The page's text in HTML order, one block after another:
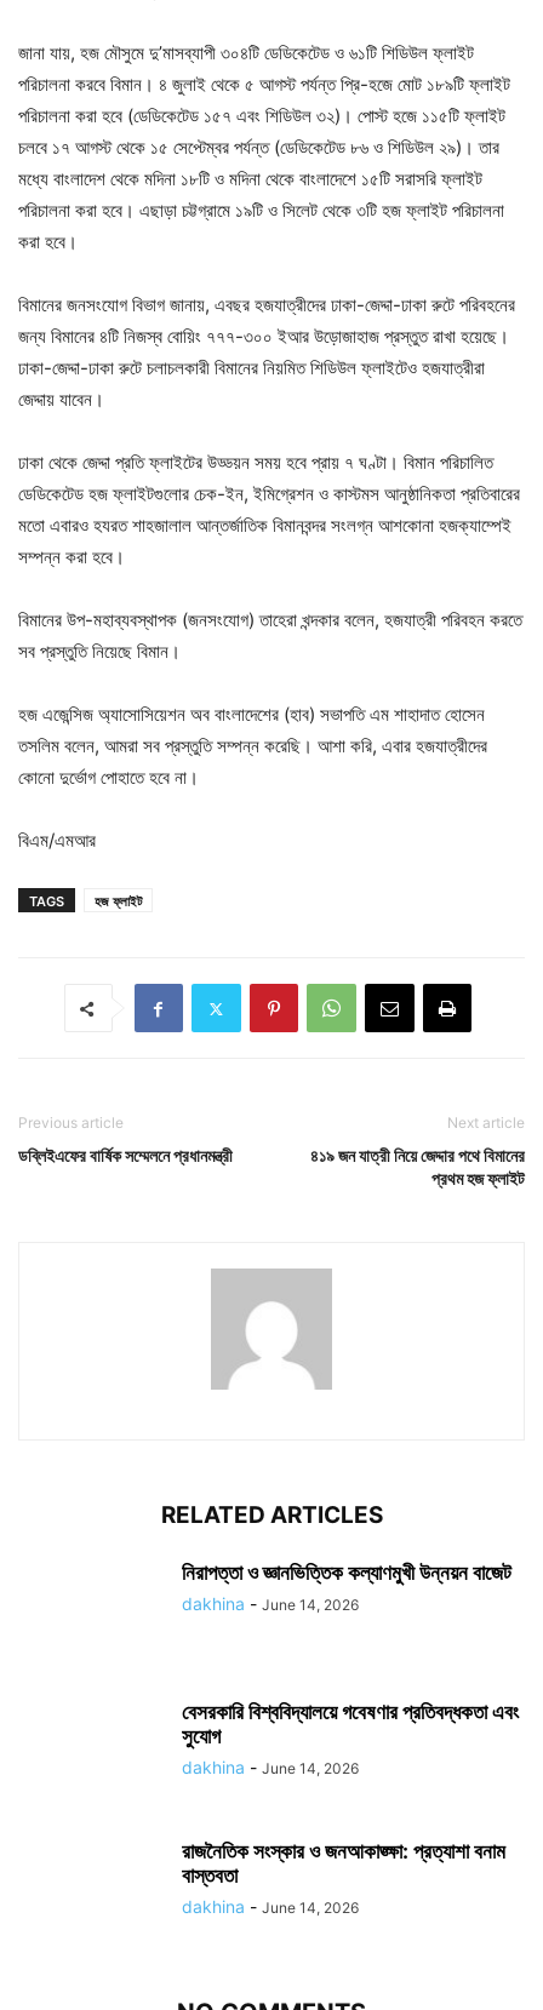
জানা যায়, হজ মৌসুমে দু’মাসব্যাপী ৩০৪টি ডেডিকেটেড ও ৬১টি শিডিউল ফ্লাইট
পরিচালনা করবে বিমান। ৪ জুলাই থেকে ৫ আগস্ট পর্যন্ত প্রি-হজে মোট ১৮৯টি ফ্লাইট
পরিচালনা করা হবে (ডেডিকেটেড ১৫৭ এবং শিডিউল ৩২)। পোস্ট হজে ১১৫টি ফ্লাইট
চলবে ১৭ আগস্ট থেকে ১৫ সেপ্টেম্বর পর্যন্ত (ডেডিকেটেড ৮৬ ও শিডিউল ২৯)। তার
মধ্যে বাংলাদেশ থেকে মদিনা ১৮টি ও মদিনা থেকে বাংলাদেশে ১৫টি সরাসরি ফ্লাইট
পরিচালনা করা হবে। এছাড়া চট্টগ্রামে ১৯টি ও সিলেট থেকে ৩টি হজ ফ্লাইট পরিচালনা
করা হবে।
বিমানের জনসংযোগ বিভাগ জানায়, এবছর হজযাত্রীদের ঢাকা-জেদ্দা-ঢাকা রুটে পরিবহনের
জন্য বিমানের ৪টি নিজস্ব বোয়িং ৭৭৭-৩০০ ইআর উড়োজাহাজ প্রস্তুত রাখা হয়েছে।
ঢাকা-জেদ্দা-ঢাকা রুটে চলাচলকারী বিমানের নিয়মিত শিডিউল ফ্লাইটেও হজযাত্রীরা
জেদ্দায় যাবেন।
ঢাকা থেকে জেদ্দা প্রতি ফ্লাইটের উড্ডয়ন সময় হবে প্রায় ৭ ঘণ্টা। বিমান পরিচালিত
ডেডিকেটেড হজ ফ্লাইটগুলোর চেক-ইন, ইমিগ্রেশন ও কাস্টমস আনুষ্ঠানিকতা প্রতিবারের
মতো এবারও হযরত শাহজালাল আন্তর্জাতিক বিমানবন্দর সংলগ্ন আশকোনা হজক্যাম্পেই
সম্পন্ন করা হবে।
বিমানের উপ-মহাব্যবস্থাপক (জনসংযোগ) তাহেরা খন্দকার বলেন, হজযাত্রী পরিবহন করতে
সব প্রস্তুতি নিয়েছে বিমান।
হজ এজেন্সিজ অ্যাসোসিয়েশন অব বাংলাদেশের (হাব) সভাপতি এম শাহাদাত হোসেন
তসলিম বলেন, আমরা সব প্রস্তুতি সম্পন্ন করেছি। আশা করি, এবার হজযাত্রীদের
কোনো দুর্ভোগ পোহাতে হবে না।
বিএম/এমআর
TAGS হজ ফ্লাইট
Previous article
ডব্লিইএফের বার্ষিক সম্মেলনে প্রধানমন্ত্রী
Next article
৪১৯ জন যাত্রী নিয়ে জেদ্দার পথে বিমানের
প্রথম হজ ফ্লাইট
RELATED ARTICLES
নিরাপত্তা ও জ্ঞানভিত্তিক কল্যাণমুখী উন্নয়ন বাজেট
dakhina - June 14, 2026
বেসরকারি বিশ্ববিদ্যালয়ে গবেষণার প্রতিবদ্ধকতা এবং
সুযোগ
dakhina - June 14, 2026
রাজনৈতিক সংস্কার ও জনআকাঙ্ক্ষা: প্রত্যাশা বনাম
বাস্তবতা
dakhina - June 14, 2026